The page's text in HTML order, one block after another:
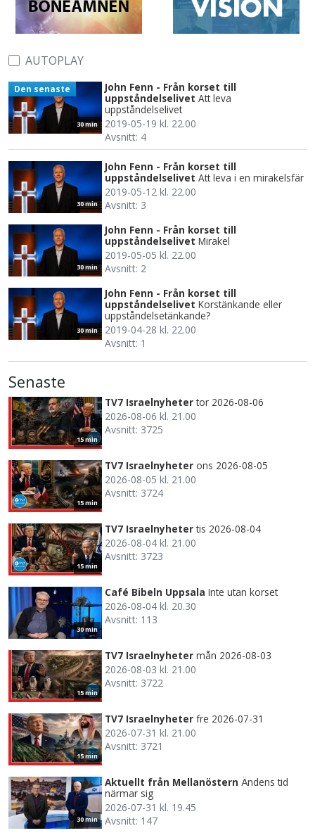
AUTOPLAY
30 min
Den senaste
John Fenn - Från korset till
uppståndelselivet Att leva
uppståndelselivet
2019-05-19 kl. 22.00
Avsnitt: 4
30 min
John Fenn - Från korset till
uppståndelselivet Att leva i en mirakelsfär
2019-05-12 kl. 22.00
Avsnitt: 3
30 min
John Fenn - Från korset till
uppståndelselivet Mirakel
2019-05-05 kl. 22.00
Avsnitt: 2
30 min
John Fenn - Från korset till
uppståndelselivet Korstänkande eller
uppståndelsetänkande?
2019-04-28 kl. 22.00
Avsnitt: 1
Senaste
15 min
TV7 Israelnyheter tor 2026-08-06
2026-08-06 kl. 21.00
Avsnitt: 3725
15 min
TV7 Israelnyheter ons 2026-08-05
2026-08-05 kl. 21.00
Avsnitt: 3724
15 min
TV7 Israelnyheter tis 2026-08-04
2026-08-04 kl. 21.00
Avsnitt: 3723
30 min
Café Bibeln Uppsala Inte utan korset
2026-08-04 kl. 20.30
Avsnitt: 113
15 min
TV7 Israelnyheter mån 2026-08-03
2026-08-03 kl. 21.00
Avsnitt: 3722
15 min
TV7 Israelnyheter fre 2026-07-31
2026-07-31 kl. 21.00
Avsnitt: 3721
30 min
Aktuellt från Mellanöstern Ändens tid
närmar sig
2026-07-31 kl. 19.45
Avsnitt: 147